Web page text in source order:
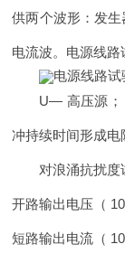
供两个波形：发
电流波。电源线路
U— 高压源
冲持续时间形成
对浪涌抗扰度
开路输出电压（
短路输出电流（